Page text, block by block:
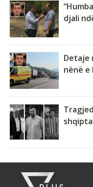
djali
Detaje
nënë e